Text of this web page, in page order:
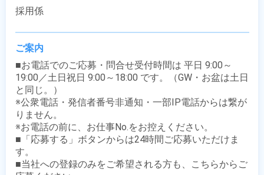
採用係
ご案内
■お電話でのご応募・問合せ受付時間は 平日 9:00～
19:00／土日祝日 9:00～18:00 です。（GW・お盆は土日
と同じ。）
※公衆電話・発信者番号非通知・一部IP電話からは繋が
りません。
※お電話の前に、お仕事No.をお控えください。
■「応募する」ボタンからは24時間ご応募いただけま
す。
■当社への登録のみをご希望される方も、こちらからご